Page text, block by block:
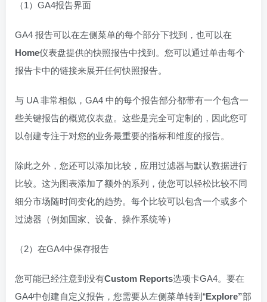
（1）GA4报告界面
GA4 报告可以在左侧菜单的每个部分下找到，也可以在
Home仪表盘提供的快照报告中找到。您可以通过单击每个
报告卡中的链接来展开任何快照报告。
与 UA 非常相似，GA4 中的每个报告部分都带有一个包含一
些关键报告的概览仪表盘。这些是完全可定制的，因此您可
以创建专注于对您的业务最重要的指标和维度的报告。
除此之外，您还可以添加比较，应用过滤器与默认数据进行
比较。这为图表添加了额外的系列，使您可以轻松比较不同
细分市场随时间变化的趋势。每个比较可以包含一个或多个
过滤器（例如国家、设备、操作系统等）
（2）在GA4中保存报告
您可能已经注意到没有Custom Reports选项卡GA4。要在
GA4中创建自定义报告，您需要从左侧菜单转到“Explore”部